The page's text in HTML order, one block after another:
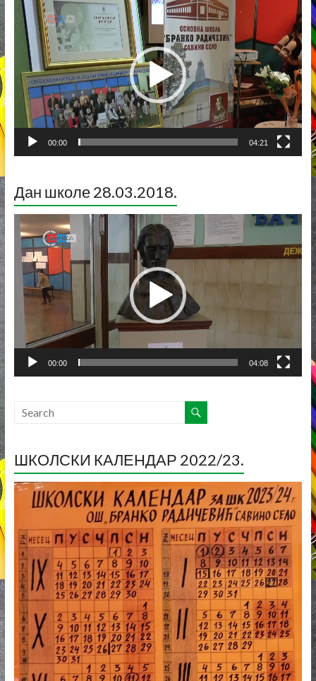
видео
записа
00:00 04:21
Дан школе 28.03.2018.
Прегледач
видео
записа
00:00 04:08
ШКОЛСКИ КАЛЕНДАР 2022/23.